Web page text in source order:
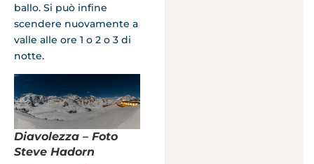
ballo. Si può infine
scendere nuovamente a
valle alle ore 1 o 2 o 3 di
notte.
Diavolezza – Foto
Steve Hadorn